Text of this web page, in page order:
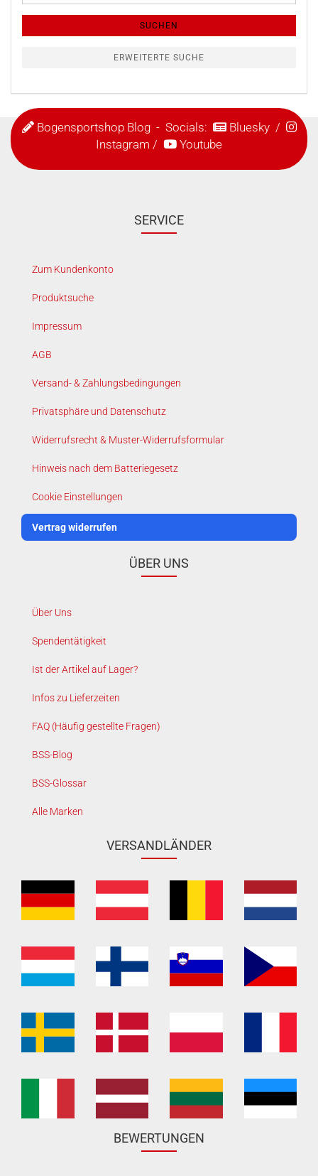
SUCHEN
ERWEITERTE SUCHE
Bogensportshop Blog- Socials: Bluesky/
Instagram / Youtube
SERVICE
Zum Kundenkonto
Produktsuche
Impressum
AGB
Versand- & Zahlungsbedingungen
Privatsphäre und Datenschutz
Widerrufsrecht & Muster-Widerrufsformular
Hinweis nach dem Batteriegesetz
Cookie Einstellungen
Vertrag widerrufen
ÜBER UNS
Über Uns
Spendentätigkeit
Ist der Artikel auf Lager?
Infos zu Lieferzeiten
FAQ (Häufig gestellte Fragen)
BSS-Blog
BSS-Glossar
Alle Marken
VERSANDLÄNDER
BEWERTUNGEN